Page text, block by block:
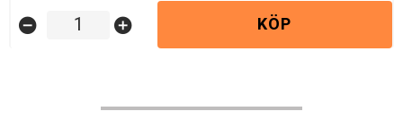
remove_circle add_circle KÖP